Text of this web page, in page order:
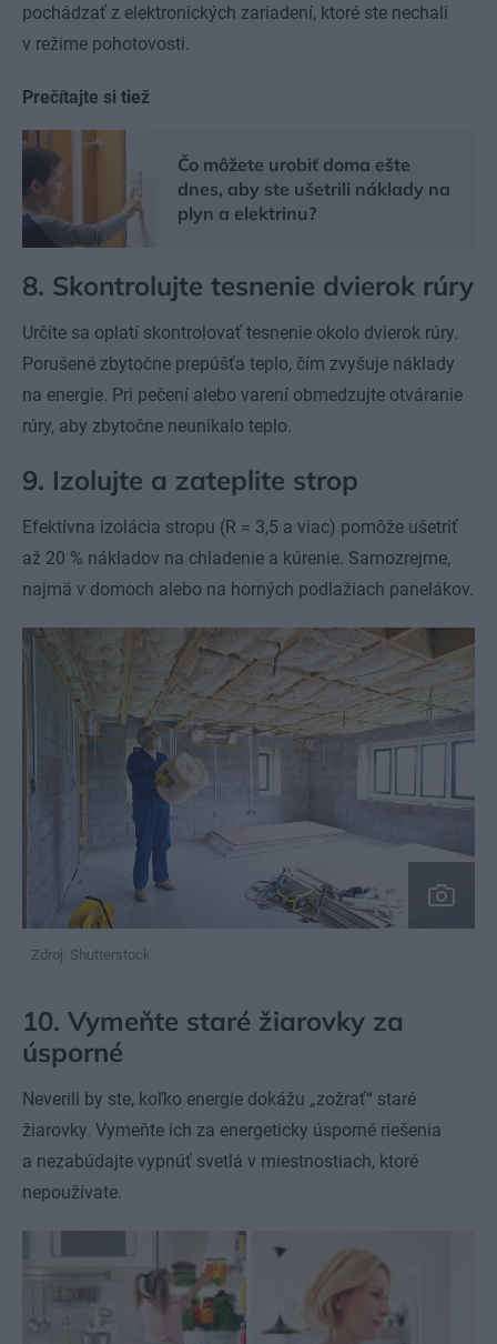
pochádzať z elektronických zariadení, ktoré ste nechali
v režime pohotovosti.
Prečítajte si tiež
Čo môžete urobiť doma ešte
dnes, aby ste ušetrili náklady na
plyn a elektrinu?
8. Skontrolujte tesnenie dvierok rúry
Určite sa oplatí skontrolovať tesnenie okolo dvierok rúry.
Porušené zbytočne prepúšťa teplo, čím zvyšuje náklady
na energie. Pri pečení alebo varení obmedzujte otváranie
rúry, aby zbytočne neunikalo teplo.
9. Izolujte a zateplite strop
Efektívna izolácia stropu (R = 3,5 a viac) pomôže ušetriť
až 20 % nákladov na chladenie a kúrenie. Samozrejme,
najmä v domoch alebo na horných podlažiach panelákov.
Zdroj: Shutterstock
10. Vymeňte staré žiarovky za
úsporné
Neverili by ste, koľko energie dokážu „zožrať“ staré
žiarovky. Vymeňte ich za energeticky úsporné riešenia
a nezabúdajte vypnúť svetlá v miestnostiach, ktoré
nepoužívate.